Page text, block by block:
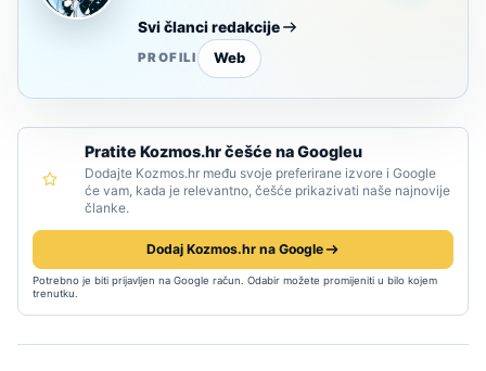
Svi članci redakcije
PROFILI Web
Pratite Kozmos.hr češće na Googleu
Dodajte Kozmos.hr među svoje preferirane izvore i Google
će vam, kada je relevantno, češće prikazivati naše najnovije
članke.
Dodaj Kozmos.hr na Google
Potrebno je biti prijavljen na Google račun. Odabir možete promijeniti u bilo kojem
trenutku.